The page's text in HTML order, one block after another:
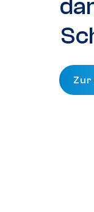
Zur